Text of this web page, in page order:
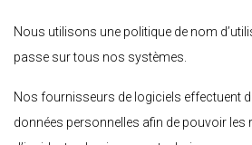
Nous utilisons une politique de nom
passe sur tous nos systèmes.
Nos fournisseurs de logiciels effectuent
données personnelles afin de pouvoir les